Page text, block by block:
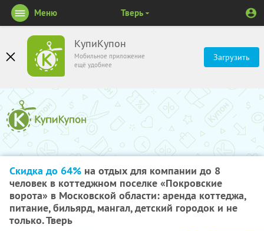
КупиКупон
Мобильное приложение
ещё удобнее
Загрузить
Меню Тверь
Скидка до 64% на отдых для компании до 8
человек в коттеджном поселке «Покровские
ворота» в Московской области: аренда коттеджа,
питание, бильярд, мангал, детский городок и не
только. Тверь